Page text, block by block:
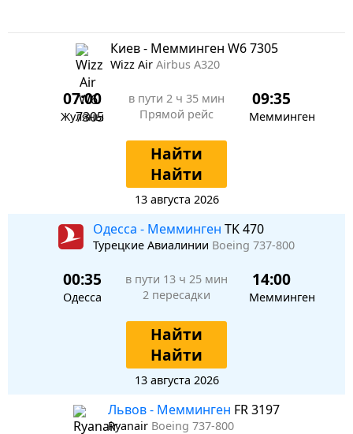
Киев - Мемминген W6 7305
Wizz Air Airbus A320
07:00
Жуляны
в пути 2 ч 35 мин
Прямой рейс
09:35
Мемминген
Найти
Найти
13 августа 2026
Одесса - Мемминген TK 470
Турецкие Авиалинии Boeing 737-800
00:35
Одесса
в пути 13 ч 25 мин
2 пересадки
14:00
Мемминген
Найти
Найти
13 августа 2026
Львов - Мемминген FR 3197
Ryanair Boeing 737-800